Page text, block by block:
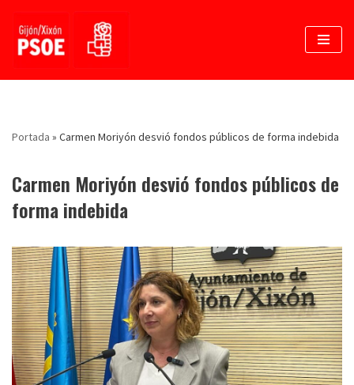
Saltar
contenido
Portada » Carmen Moriyón desvió fondos públicos de forma indebida
Carmen Moriyón desvió fondos públicos de
forma indebida